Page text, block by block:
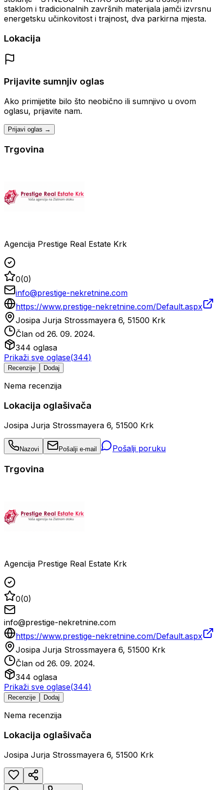
staklom i tradicionalnih završnih materijala jamči izvrsnu
energetsku učinkovitost i trajnost, dva parkirna mjesta.
Lokacija
Prijavite sumnjiv oglas
Ako primijetite bilo što neobično ili sumnjivo u ovom
oglasu, prijavite nam.
Prijavi oglas →
Trgovina
Agencija Prestige Real Estate Krk
0(0)
info@prestige-nekretnine.com
https://www.prestige-nekretnine.com/Default.aspx
Josipa Jurja Strossmayera 6, 51500 Krk
Član od 26. 09. 2024.
344 oglasa
Prikaži sve oglase(344)
Recenzije Dodaj
Nema recenzija
Lokacija oglašivača
Josipa Jurja Strossmayera 6, 51500 Krk
Nazovi Pošalji e-mail Pošalji poruku
Trgovina
Agencija Prestige Real Estate Krk
0(0)
info@prestige-nekretnine.com
https://www.prestige-nekretnine.com/Default.aspx
Josipa Jurja Strossmayera 6, 51500 Krk
Član od 26. 09. 2024.
344 oglasa
Prikaži sve oglase(344)
Recenzije Dodaj
Nema recenzija
Lokacija oglašivača
Josipa Jurja Strossmayera 6, 51500 Krk